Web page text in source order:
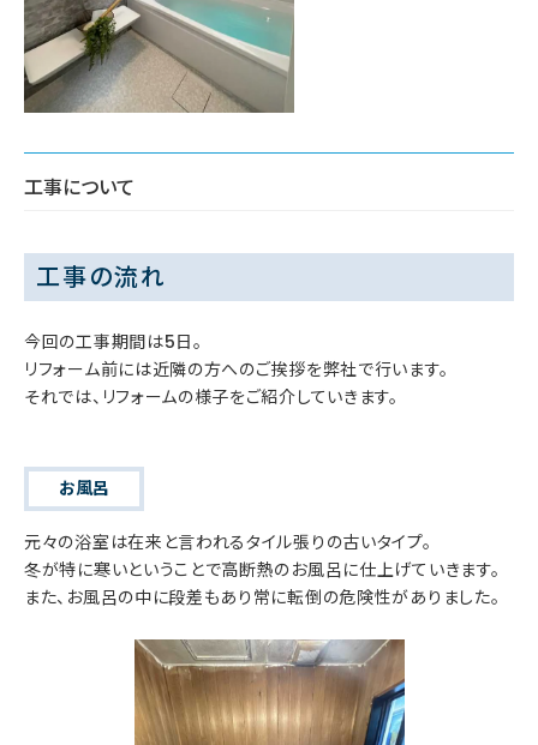
工事について
工事の流れ
今回の工事期間は5日。
リフォーム前には近隣の方へのご挨拶を弊社で行います。
それでは、リフォームの様子をご紹介していきます。
お風呂
元々の浴室は在来と言われるタイル張りの古いタイプ。
冬が特に寒いということで高断熱のお風呂に仕上げていきます。
また、お風呂の中に段差もあり常に転倒の危険性がありました。